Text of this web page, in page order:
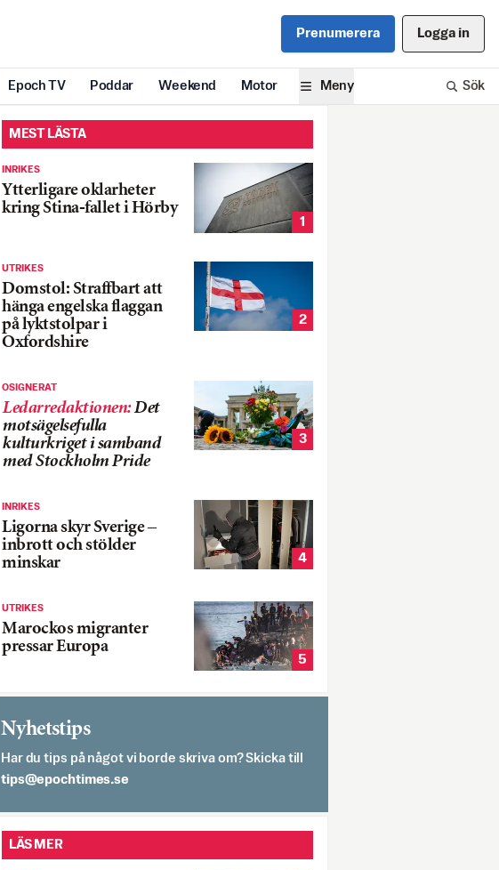
Prenumerera Logga in
Epoch TV Poddar Weekend Motor Meny Sök
MEST LÄSTA
INRIKES
Ytterligare oklarheter
kring Stina-fallet i Hörby
1
UTRIKES
Domstol: Straffbart att
hänga engelska flaggan
på lyktstolpar i
Oxfordshire
2
OSIGNERAT
Ledarredaktionen:Det
motsägelsefulla
kulturkriget i samband
med Stockholm Pride
3
INRIKES
Ligorna skyr Sverige –
inbrott och stölder
minskar
4
UTRIKES
Marockos migranter
pressar Europa
5
Nyhetstips
Har du tips på något vi borde skriva om? Skicka till
es.semithcope@spit
LÄS MER